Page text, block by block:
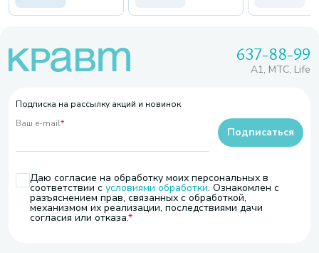
637-88-99
A1, МТС, Life
Подписка на рассылку акций и новинок
Ваш e-mail*
Даю согласие на обработку моих персональных в
соответствии с условиями обработки. Ознакомлен с
разъяснением прав, связанных с обработкой,
механизмом их реализации, последствиями дачи
согласия или отказа.
Подписаться